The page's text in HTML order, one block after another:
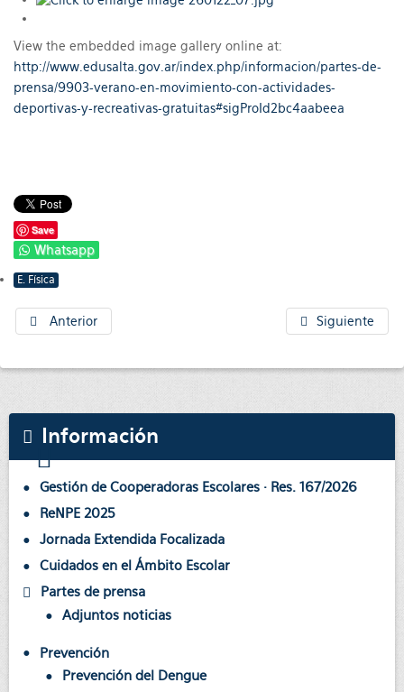
View the embedded image gallery online at:
http://www.edusalta.gov.ar/index.php/informacion/partes-de-
prensa/9903-verano-en-movimiento-con-actividades-
deportivas-y-recreativas-gratuitas#sigProId2bc4aabeea
Save
Whatsapp
E. Física
Anterior Siguiente
Información
Gestión de Cooperadoras Escolares · Res. 167/2026
ReNPE 2025
Jornada Extendida Focalizada
Cuidados en el Ámbito Escolar
Partes de prensa
Adjuntos noticias
Prevención
Prevención del Dengue